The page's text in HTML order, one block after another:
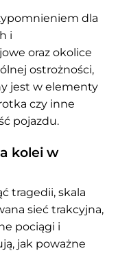
dla
i
oraz okolice
ostrożności,
jest w elementy
czy inne
pojazdu.
kolei w
tragedii, skala
sieć trakcyjna,
pociągi i
jak poważne